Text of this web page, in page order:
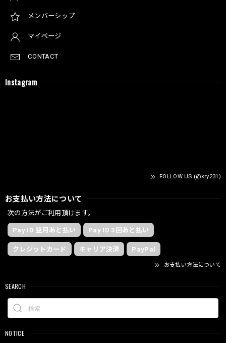
メンバーシップ
マイページ
CONTACT
Instagram
FOLLOW US (@kry231)
お支払い方法について
次の方法がご利用頂けます。
Pay ID 翌月あと払い Pay ID 3回あと払い
クレジットカード キャリア決済 PayPal
お支払い方法について
SEARCH
NOTICE